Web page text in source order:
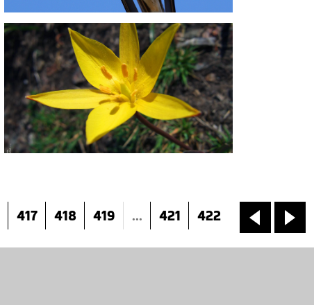
«
417 418 419 ... 421 422 »